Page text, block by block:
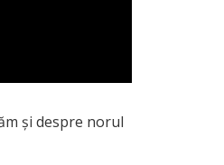
și despre norul